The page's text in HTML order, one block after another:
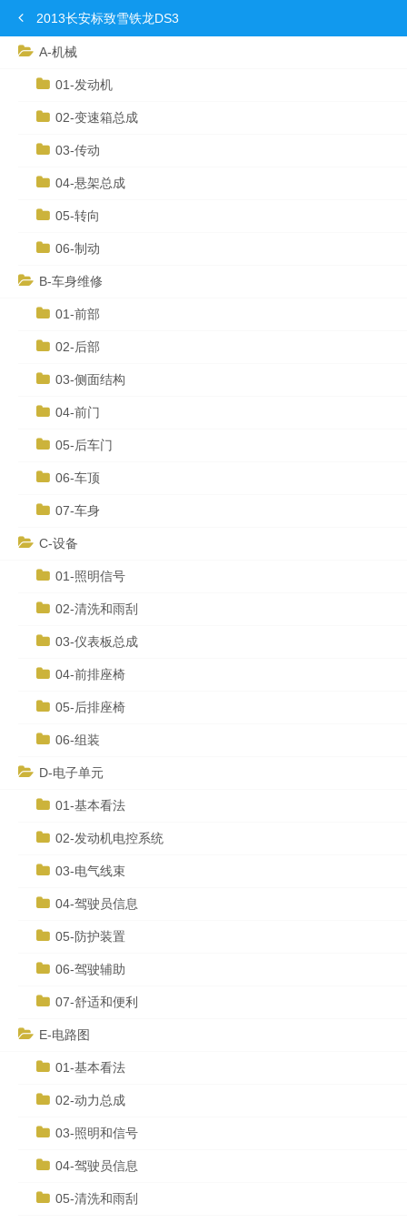
2013长安标致雪铁龙DS3
A-机械
01-发动机
02-变速箱总成
03-传动
04-悬架总成
05-转向
06-制动
B-车身维修
01-前部
02-后部
03-侧面结构
04-前门
05-后车门
06-车顶
07-车身
C-设备
01-照明信号
02-清洗和雨刮
03-仪表板总成
04-前排座椅
05-后排座椅
06-组装
D-电子单元
01-基本看法
02-发动机电控系统
03-电气线束
04-驾驶员信息
05-防护装置
06-驾驶辅助
07-舒适和便利
E-电路图
01-基本看法
02-动力总成
03-照明和信号
04-驾驶员信息
05-清洗和雨刮